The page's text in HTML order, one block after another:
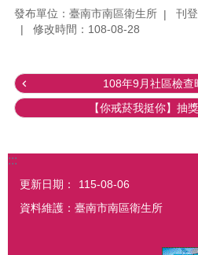
發布單位：臺南市南區衛生所
刊
修改時間：108-08-28
108年9月社區檢查
【你戒菸我挺你】抽
:::
更新日期：
115-08-06
資料維護：臺南市南區衛生所